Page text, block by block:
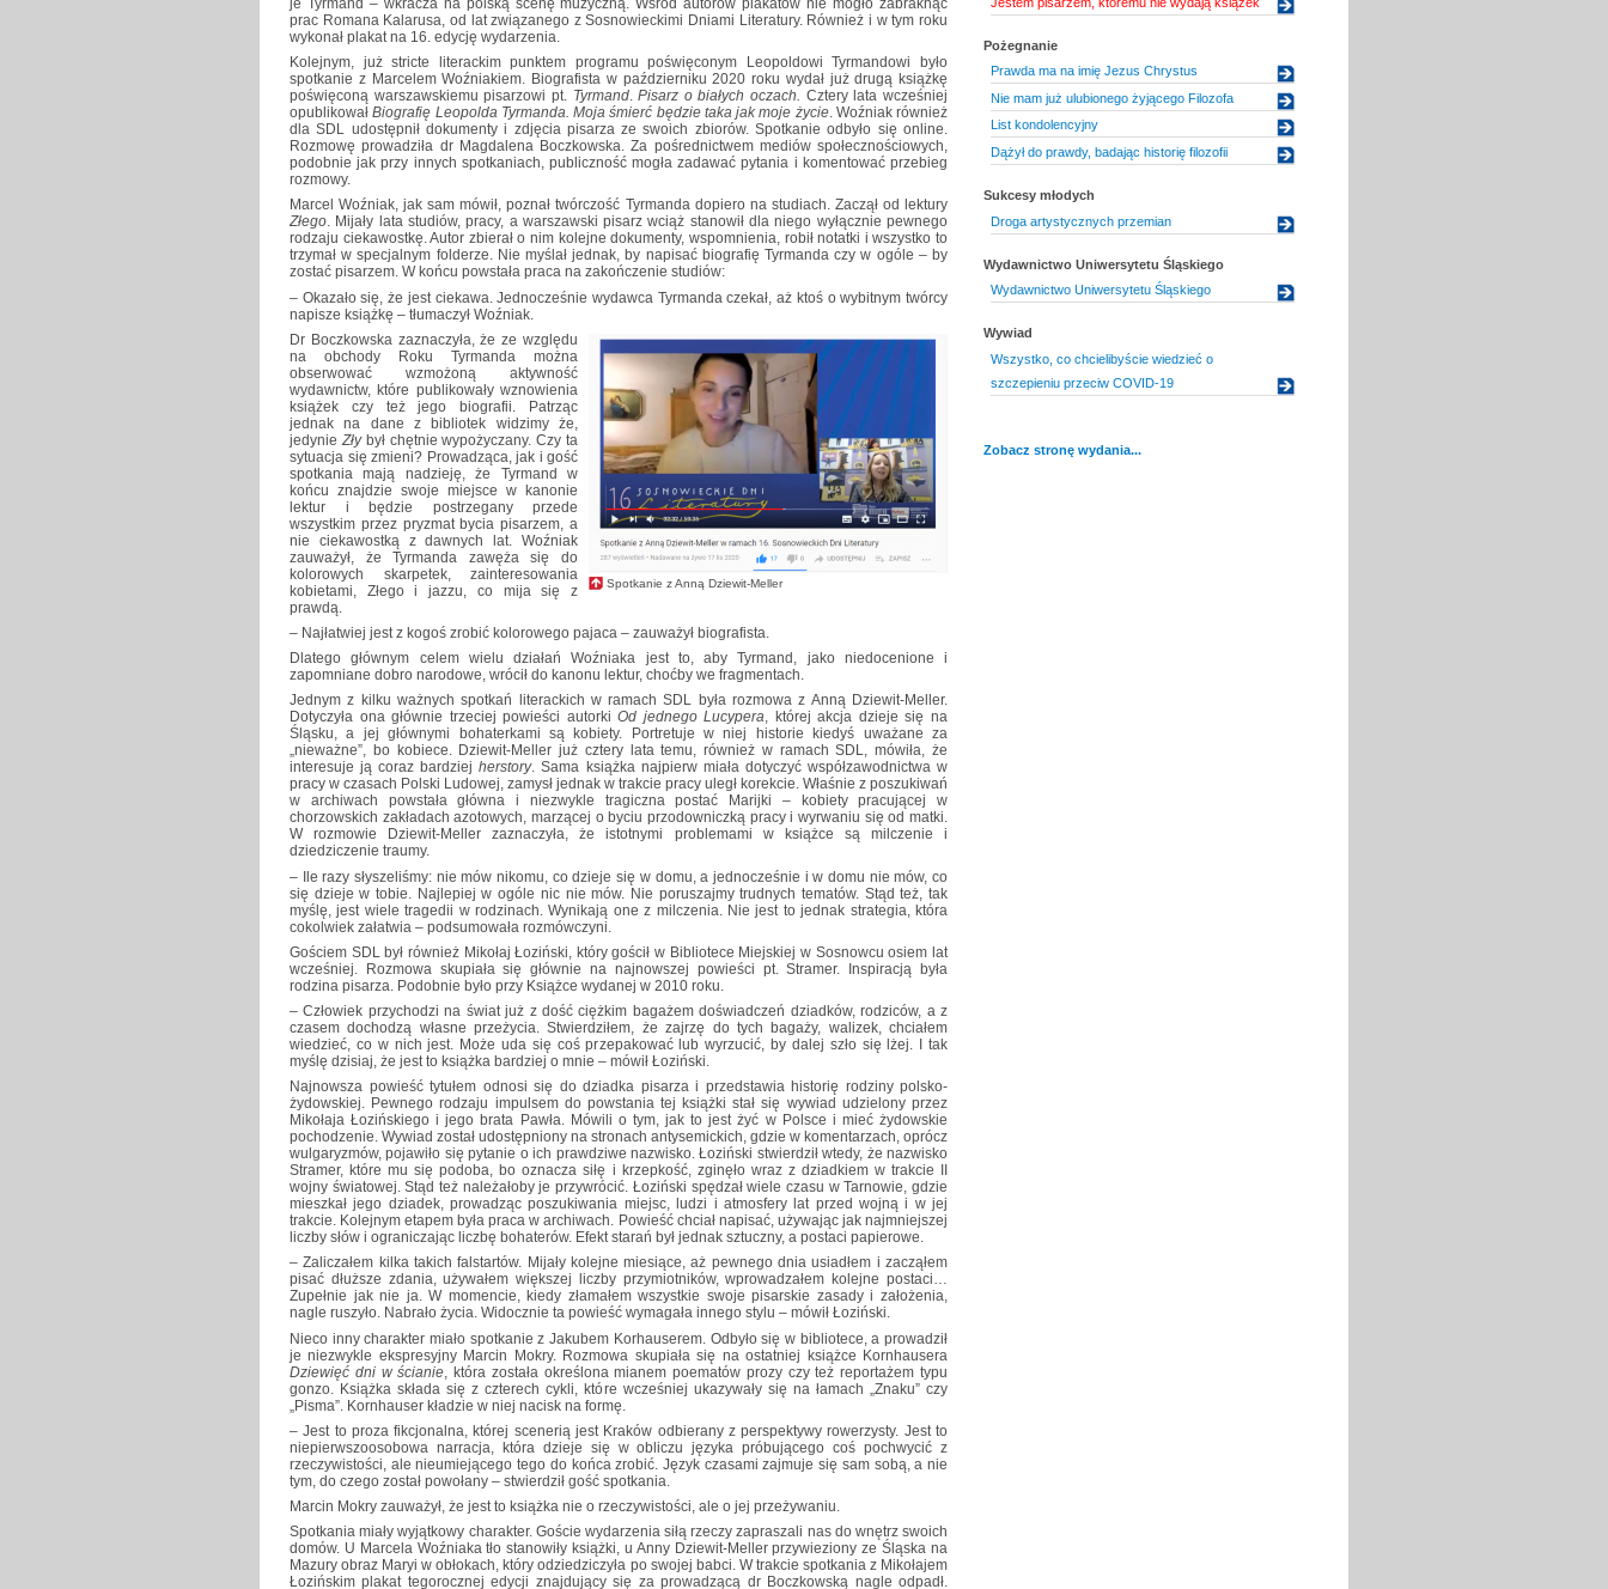
je Tyrmand – wkracza na polską scenę muzyczną. Wśród autorów plakatów nie mogło zabraknąć
prac Romana Kalarusa, od lat związanego z Sosnowieckimi Dniami Literatury. Również i w tym roku
wykonał plakat na 16. edycję wydarzenia.
Kolejnym, już stricte literackim punktem programu poświęconym Leopoldowi Tyrmandowi było
spotkanie z Marcelem Woźniakiem. Biografista w październiku 2020 roku wydał już drugą książkę
poświęconą warszawskiemu pisarzowi pt. Tyrmand.Pisarz o białych oczach. Cztery lata wcześniej
opublikowałBiografię Leopolda Tyrmanda. Moja śmierć będzie taka jak moje życie. Woźniak również
dla SDL udostępnił dokumenty i zdjęcia pisarza ze swoich zbiorów. Spotkanie odbyło się online.
Rozmowę prowadziła dr Magdalena Boczkowska. Za pośrednictwem mediów społecznościowych,
podobnie jak przy innych spotkaniach, publiczność mogła zadawać pytania i komentować przebieg
rozmowy.
Marcel Woźniak, jak sam mówił, poznał twórczość Tyrmanda dopiero na studiach. Zaczął od lektury
Złego. Mijały lata studiów, pracy, a warszawski pisarz wciąż stanowił dla niego wyłącznie pewnego
rodzaju ciekawostkę. Autor zbierał o nim kolejne dokumenty, wspomnienia, robił notatki i wszystko to
trzymał w specjalnym folderze. Nie myślał jednak, by napisać biografię Tyrmanda czy w ogóle – by
zostać pisarzem. W końcu powstała praca na zakończenie studiów:
– Okazało się, że jest ciekawa. Jednocześnie wydawca Tyrmanda czekał, aż ktoś o wybitnym twórcy
napisze książkę – tłumaczył Woźniak.
Spotkanie z Anną Dziewit-Meller
Dr Boczkowska zaznaczyła, że ze względu
na obchody Roku Tyrmanda można
obserwować wzmożoną aktywność
wydawnictw, które publikowały wznowienia
książek czy też jego biografii. Patrząc
jednak na dane z bibliotek widzimy że,
jedynie Złybył chętnie wypożyczany. Czy ta
sytuacja się zmieni? Prowadząca, jak i gość
spotkania mają nadzieję, że Tyrmand w
końcu znajdzie swoje miejsce w kanonie
lektur i będzie postrzegany przede
wszystkim przez pryzmat bycia pisarzem, a
nie ciekawostką z dawnych lat. Woźniak
zauważył, że Tyrmanda zawęża się do
kolorowych skarpetek, zainteresowania
kobietami, Złego i jazzu, co mija się z
prawdą.
– Najłatwiej jest z kogoś zrobić kolorowego pajaca – zauważył biografista.
Dlatego głównym celem wielu działań Woźniaka jest to, aby Tyrmand, jako niedocenione i
zapomniane dobro narodowe, wrócił do kanonu lektur, choćby we fragmentach.
Jednym z kilku ważnych spotkań literackich w ramach SDL była rozmowa z Anną Dziewit-Meller.
Dotyczyła ona głównie trzeciej powieści autorkiOd jednego Lucypera, której akcja dzieje się na
Śląsku, a jej głównymi bohaterkami są kobiety. Portretuje w niej historie kiedyś uważane za
„nieważne”, bo kobiece. Dziewit-Meller już cztery lata temu, również w ramach SDL, mówiła, że
interesuje ją coraz bardziejherstory. Sama książka najpierw miała dotyczyć współzawodnictwa w
pracy w czasach Polski Ludowej, zamysł jednak w trakcie pracy uległ korekcie. Właśnie z poszukiwań
w archiwach powstała główna i niezwykle tragiczna postać Marijki – kobiety pracującej w
chorzowskich zakładach azotowych, marzącej o byciu przodowniczką pracy i wyrwaniu się od matki.
W rozmowie Dziewit-Meller zaznaczyła, że istotnymi problemami w książce są milczenie i
dziedziczenie traumy.
– Ile razy słyszeliśmy: nie mów nikomu, co dzieje się w domu, a jednocześnie i w domu nie mów, co
się dzieje w tobie. Najlepiej w ogóle nic nie mów. Nie poruszajmy trudnych tematów. Stąd też, tak
myślę, jest wiele tragedii w rodzinach. Wynikają one z milczenia. Nie jest to jednak strategia, która
cokolwiek załatwia – podsumowała rozmówczyni.
Gościem SDL był również Mikołaj Łoziński, który gościł w Bibliotece Miejskiej w Sosnowcu osiem lat
wcześniej. Rozmowa skupiała się głównie na najnowszej powieści pt. Stramer. Inspiracją była
rodzina pisarza. Podobnie było przy Książce wydanej w 2010 roku.
– Człowiek przychodzi na świat już z dość ciężkim bagażem doświadczeń dziadków, rodziców, a z
czasem dochodzą własne przeżycia. Stwierdziłem, że zajrzę do tych bagaży, walizek, chciałem
wiedzieć, co w nich jest. Może uda się coś przepakować lub wyrzucić, by dalej szło się lżej. I tak
myślę dzisiaj, że jest to książka bardziej o mnie – mówił Łoziński.
Najnowsza powieść tytułem odnosi się do dziadka pisarza i przedstawia historię rodziny polsko-
żydowskiej. Pewnego rodzaju impulsem do powstania tej książki stał się wywiad udzielony przez
Mikołaja Łozińskiego i jego brata Pawła. Mówili o tym, jak to jest żyć w Polsce i mieć żydowskie
pochodzenie. Wywiad został udostępniony na stronach antysemickich, gdzie w komentarzach, oprócz
wulgaryzmów, pojawiło się pytanie o ich prawdziwe nazwisko. Łoziński stwierdził wtedy, że nazwisko
Stramer, które mu się podoba, bo oznacza siłę i krzepkość, zginęło wraz z dziadkiem w trakcie II
wojny światowej. Stąd też należałoby je przywrócić. Łoziński spędzał wiele czasu w Tarnowie, gdzie
mieszkał jego dziadek, prowadząc poszukiwania miejsc, ludzi i atmosfery lat przed wojną i w jej
trakcie. Kolejnym etapem była praca w archiwach. Powieść chciał napisać, używając jak najmniejszej
liczby słów i ograniczając liczbę bohaterów. Efekt starań był jednak sztuczny, a postaci papierowe.
– Zaliczałem kilka takich falstartów. Mijały kolejne miesiące, aż pewnego dnia usiadłem i zacząłem
pisać dłuższe zdania, używałem większej liczby przymiotników, wprowadzałem kolejne postaci…
Zupełnie jak nie ja. W momencie, kiedy złamałem wszystkie swoje pisarskie zasady i założenia,
nagle ruszyło. Nabrało życia. Widocznie ta powieść wymagała innego stylu – mówił Łoziński.
Nieco inny charakter miało spotkanie z Jakubem Korhauserem. Odbyło się w bibliotece, a prowadził
je niezwykle ekspresyjny Marcin Mokry. Rozmowa skupiała się na ostatniej książce Kornhausera
Dziewięć dni w ścianie , która została określona mianem poematów prozy czy też reportażem typu
gonzo. Książka składa się z czterech cykli, które wcześniej ukazywały się na łamach „Znaku” czy
„Pisma”. Kornhauser kładzie w niej nacisk na formę.
– Jest to proza fikcjonalna, której scenerią jest Kraków odbierany z perspektywy rowerzysty. Jest to
niepierwszoosobowa narracja, która dzieje się w obliczu języka próbującego coś pochwycić z
rzeczywistości, ale nieumiejącego tego do końca zrobić. Język czasami zajmuje się sam sobą, a nie
tym, do czego został powołany – stwierdził gość spotkania.
Marcin Mokry zauważył, że jest to książka nie o rzeczywistości, ale o jej przeżywaniu.
Spotkania miały wyjątkowy charakter. Goście wydarzenia siłą rzeczy zapraszali nas do wnętrz swoich
domów. U Marcela Woźniaka tło stanowiły książki, u Anny Dziewit-Meller przywieziony ze Śląska na
Mazury obraz Maryi w obłokach, który odziedziczyła po swojej babci. W trakcie spotkania z Mikołajem
Łozińskim plakat tegorocznej edycji znajdujący się za prowadzącą dr Boczkowską nagle odpadł.
Pożegnanie
Prawda ma na imię Jezus Chrystus
Nie mam już ulubionego żyjącego Filozofa
List kondolencyjny
Dążył do prawdy, badając historię filozofii
Sukcesy młodych
Droga artystycznych przemian
Wydawnictwo Uniwersytetu Śląskiego
Wydawnictwo Uniwersytetu Śląskiego
Wywiad
Wszystko, co chcielibyście wiedzieć o
szczepieniu przeciw COVID-19
Zobacz stronę wydania...